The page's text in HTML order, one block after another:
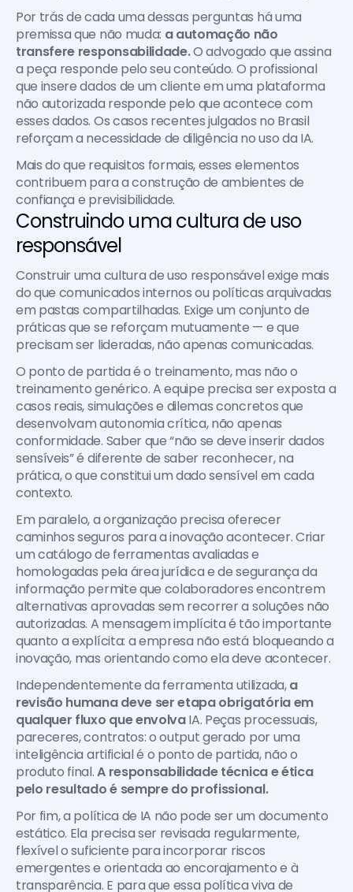
Por trás de cada uma dessas perguntas há uma
premissa que não muda: a automação não
transfere responsabilidade. O advogado que assina
a peça responde pelo seu conteúdo. O profissional
que insere dados de um cliente em uma plataforma
não autorizada responde pelo que acontece com
esses dados. Os casos recentes julgados no Brasil
reforçam a necessidade de diligência no uso da IA.
Mais do que requisitos formais, esses elementos
contribuem para a construção de ambientes de
confiança e previsibilidade.
Construindo uma cultura de uso
responsável
Construir uma cultura de uso responsável exige mais
do que comunicados internos ou políticas arquivadas
em pastas compartilhadas. Exige um conjunto de
práticas que se reforçam mutuamente — e que
precisam ser lideradas, não apenas comunicadas.
O ponto de partida é o treinamento, mas não o
treinamento genérico. A equipe precisa ser exposta a
casos reais, simulações e dilemas concretos que
desenvolvam autonomia crítica, não apenas
conformidade. Saber que “não se deve inserir dados
sensíveis” é diferente de saber reconhecer, na
prática, o que constitui um dado sensível em cada
contexto.
Em paralelo, a organização precisa oferecer
caminhos seguros para a inovação acontecer. Criar
um catálogo de ferramentas avaliadas e
homologadas pela área jurídica e de segurança da
informação permite que colaboradores encontrem
alternativas aprovadas sem recorrer a soluções não
autorizadas. A mensagem implícita é tão importante
quanto a explícita: a empresa não está bloqueando a
inovação, mas orientando como ela deve acontecer.
Independentemente da ferramenta utilizada, a
revisão humana deve ser etapa obrigatória em
qualquer fluxo que envolva IA. Peças processuais,
pareceres, contratos: o output gerado por uma
inteligência artificial é o ponto de partida, não o
produto final. A responsabilidade técnica e ética
pelo resultado é sempre do profissional.
Por fim, a política de IA não pode ser um documento
estático. Ela precisa ser revisada regularmente,
flexível o suficiente para incorporar riscos
emergentes e orientada ao encorajamento e à
transparência. E para que essa política viva de